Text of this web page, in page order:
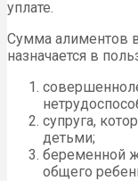
уплате.
Сумма алиментов
назначается в
супруга,
детьми;
беременной
общего